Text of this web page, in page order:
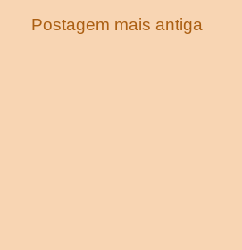
Postagem mais antiga